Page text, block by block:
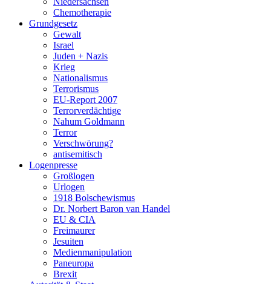
Chemotherapie
Grundgesetz
Gewalt
Israel
Juden + Nazis
Krieg
Nationalismus
Terrorismus
EU-Report 2007
Terrorverdächtige
Nahum Goldmann
Terror
Verschwörung?
antisemitisch
Logenpresse
Großlogen
Urlogen
1918 Bolschewismus
Dr. Norbert Baron van Handel
EU & CIA
Freimaurer
Jesuiten
Medienmanipulation
Paneuropa
Brexit